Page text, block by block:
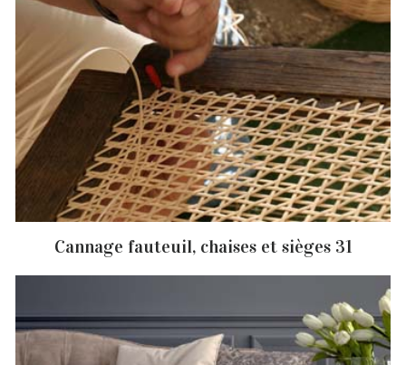
Cannage fauteuil, chaises et sièges 31